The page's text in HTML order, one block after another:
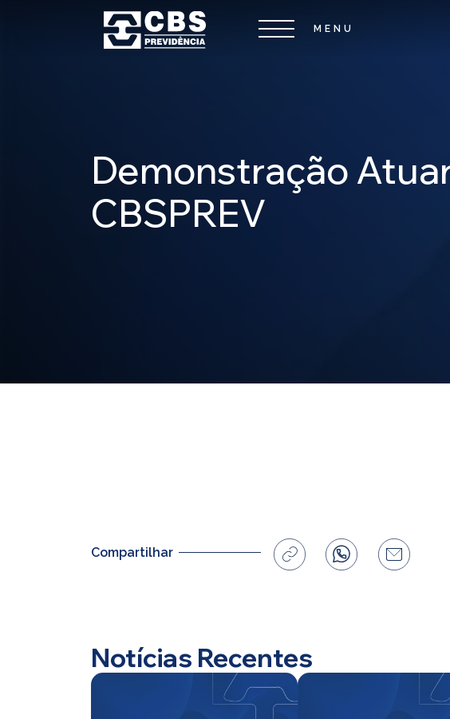
Demonstração
CBSPREV
Compartilhar
Notícias Recentes